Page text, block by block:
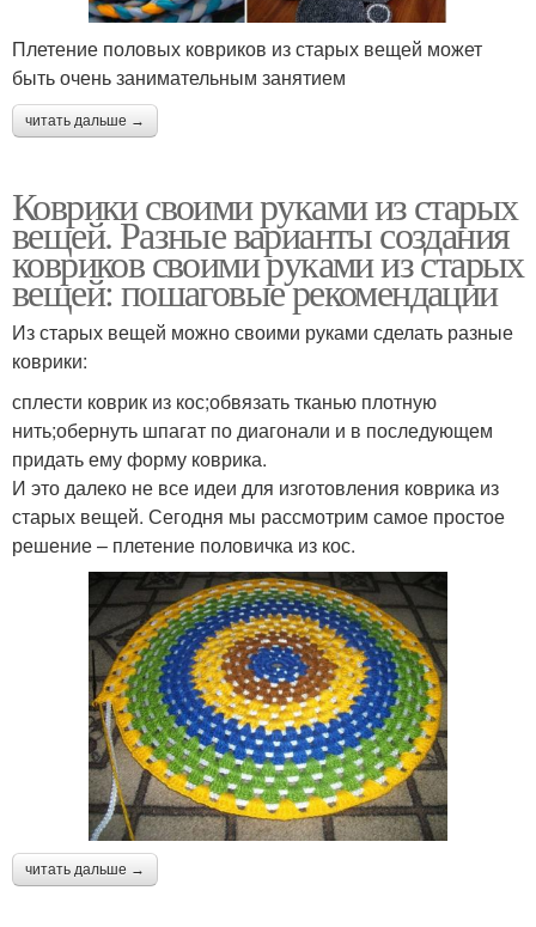
Плетение половых ковриков из старых вещей может
быть очень занимательным занятием
читать дальше →
Коврики своими руками из старых
вещей. Разные варианты создания
ковриков своими руками из старых
вещей: пошаговые рекомендации
Из старых вещей можно своими руками сделать разные
коврики:
сплести коврик из кос;обвязать тканью плотную
нить;обернуть шпагат по диагонали и в последующем
придать ему форму коврика.
И это далеко не все идеи для изготовления коврика из
старых вещей. Сегодня мы рассмотрим самое простое
решение – плетение половичка из кос.
читать дальше →